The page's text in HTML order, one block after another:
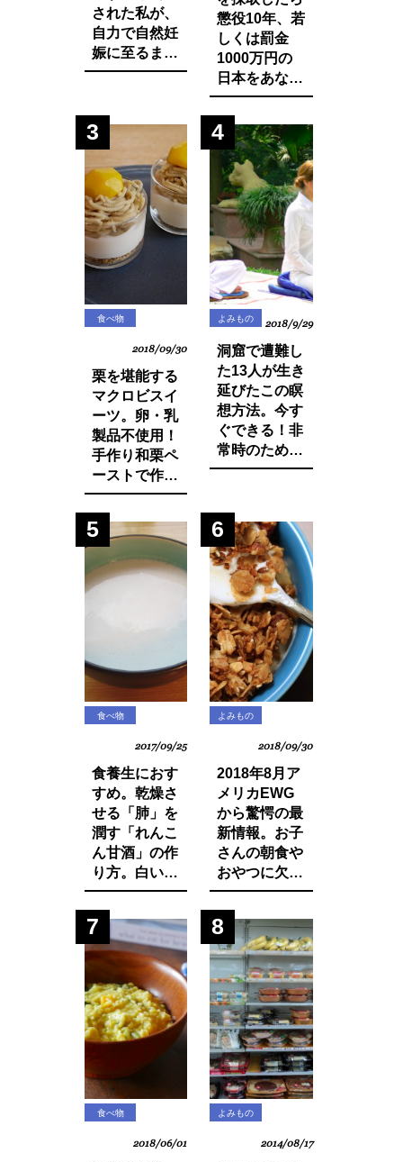
された私が、
自力で自然妊
娠に至るまで
に実践した生
物の改善・身
体の変化につ
いてお話しし
ます。
懲役10年、若
しくは罰金
1000万円の
日本をあなた
は想像できま
すか？今まで
登録品種のみ
禁止されてい
た種採りや脇
芽挿しが原則
禁止の方向
に・・？
3
食べ物
2018/09/30
栗を堪能する
マクロビスイ
ーツ。卵・乳
製品不使用！
手作り和栗ペ
ーストで作る
モンブランパ
フェの作り方
4
よみもの 2018/9/29
洞窟で遭難し
た13人が生き
延びたこの瞑
想方法。今す
ぐできる！非
常時のために
知っておきた
マネージ。
5
食べ物
2017/09/25
食養生におす
すめ。乾燥さ
せる「肺」を
潤す「れんこ
ん甘酒」の作
り方。白い食
材でカラダを
養おう。
6
よみもの
2018/09/30
2018年8月ア
メリカEWG
から驚愕の最
新情報。お子
さんの朝食や
おやつに欠か
せないシリア
ルから大量の
発がん性物質
グリホサート
が検出！
7
食べ物
2018/06/01
8
よみもの
2014/08/17